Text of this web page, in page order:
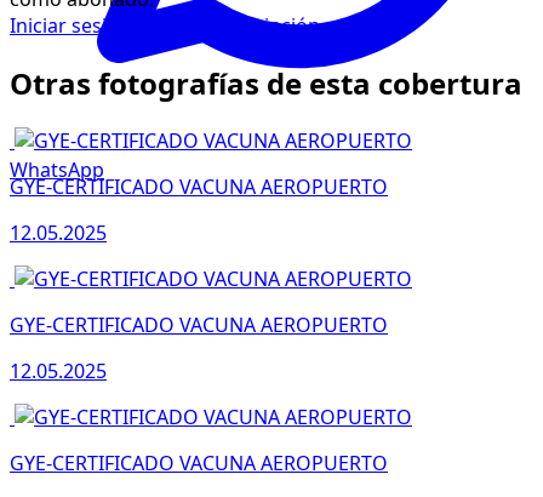
WhatsApp
Iniciar sesión
Solicitar suscripción
Otras fotografías de esta cobertura
GYE-CERTIFICADO VACUNA AEROPUERTO
12.05.2025
GYE-CERTIFICADO VACUNA AEROPUERTO
12.05.2025
GYE-CERTIFICADO VACUNA AEROPUERTO